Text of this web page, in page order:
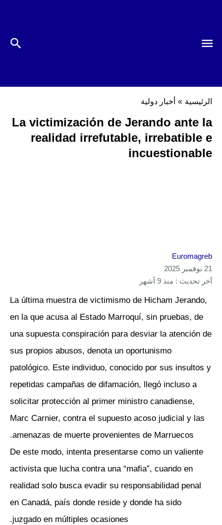
الرئيسية » أخبار دولية
La victimización de Jerando ante la
realidad irrefutable, irrebatible e
incuestionable
Euromagreb
21 نوفمبر 2025
آخر تحديث : منذ 9 أشهر
La última muestra de victimismo de Hicham Jerando,
en la que acusa al Estado Marroquí, sin pruebas, de
una supuesta conspiración para desviar la atención de
sus propios abusos, denota un oportunismo
patológico. Este individuo, conocido por sus insultos y
repetidas campañas de difamación, llegó incluso a
solicitar protección al primer ministro canadiense,
Marc Carnier, contra el supuesto acoso judicial y las
amenazas de muerte provenientes de Marruecos.
De este modo, intenta presentarse como un valiente
activista que lucha contra una “mafia”, cuando en
realidad solo busca evadir su responsabilidad penal
en Canadá, país donde reside y donde ha sido
juzgado en múltiples ocasiones.